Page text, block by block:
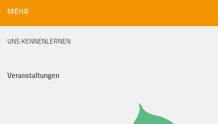
MEHR
UNS KENNENLERNEN
Veranstaltungen